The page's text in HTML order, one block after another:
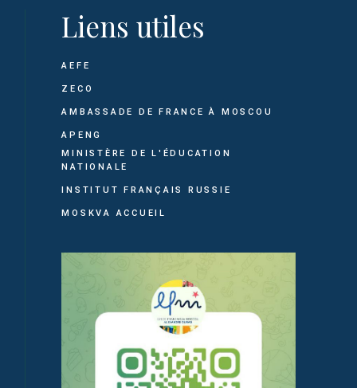
Liens utiles
AEFE
ZECO
AMBASSADE DE FRANCE À MOSCOU
APENG
MINISTÈRE DE L'ÉDUCATION
NATIONALE
INSTITUT FRANÇAIS RUSSIE
MOSKVA ACCUEIL